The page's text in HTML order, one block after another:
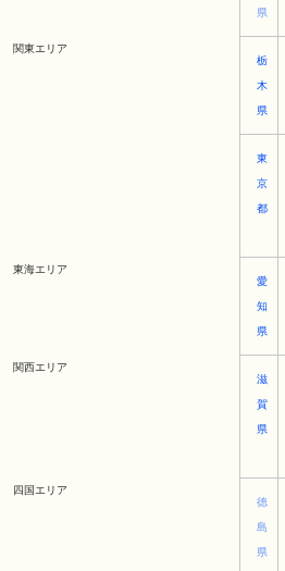
県
関東エリア
栃
木
県
東
京
都
東海エリア
愛
知
県
関西エリア
滋
賀
県
四国エリア
徳
島
県